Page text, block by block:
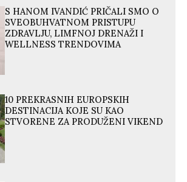
S HANOM IVANDIĆ PRIČALI SMO O
SVEOBUHVATNOM PRISTUPU
ZDRAVLJU, LIMFNOJ DRENAŽI I
WELLNESS TRENDOVIMA
10 PREKRASNIH EUROPSKIH
DESTINACIJA KOJE SU KAO
STVORENE ZA PRODUŽENI VIKEND